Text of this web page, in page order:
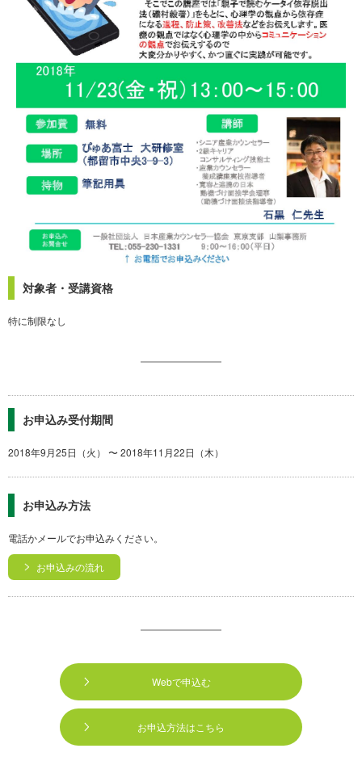
対象者・受講資格
特に制限なし
お申込み受付期間
2018年9月25日（火） 〜 2018年11月22日（木）
お申込み方法
電話かメールでお申込みください。
お申込みの流れ
Webで申込む
お申込方法はこちら